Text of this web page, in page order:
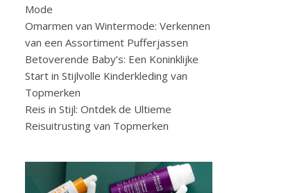
Mode
Omarmen van Wintermode: Verkennen
van een Assortiment Pufferjassen
Betoverende Baby’s: Een Koninklijke
Start in Stijlvolle Kinderkleding van
Topmerken
Reis in Stijl: Ontdek de Ultieme
Reisuitrusting van Topmerken